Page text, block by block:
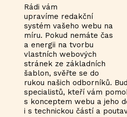
Rádi vám
upravíme redakční
systém vašeho webu na
míru. Pokud nemáte čas
a energii na tvorbu
vlastních webových
stránek ze základních
šablon, svěřte se do
rukou našich odborníků.
specialistů, kteří vám
s konceptem webu a jeho
i s technickou částí a